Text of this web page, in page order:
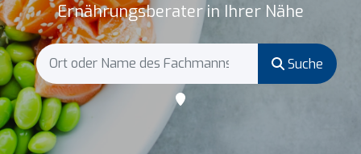
Ernährungsberater in Ihrer Nähe
Suche